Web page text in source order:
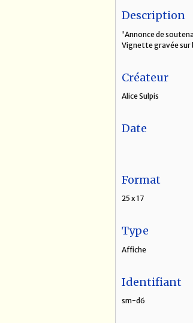
Description
'Annonce de
Vignette gravée sur
Créateur
Alice Sulpis
Date
Format
25 x 17
Type
Affiche
Identifiant
sm-d6